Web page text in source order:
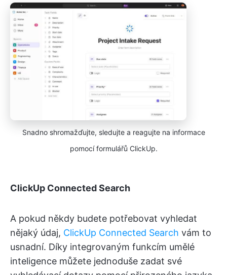
Snadno shromažďujte, sledujte a reagujte na informace
pomocí formulářů ClickUp.
ClickUp Connected Search
A pokud někdy budete potřebovat vyhledat
nějaký údaj, ClickUp Connected Search vám to
usnadní. Díky integrovaným funkcím umělé
inteligence můžete jednoduše zadat své